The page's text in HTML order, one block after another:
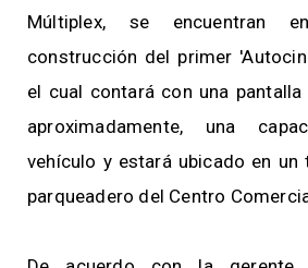
Múltiplex, se encuentran
construcción del primer
el cual contará con una
aproximadamente, una
vehículo y estará ubicado en un
parqueadero del Centro